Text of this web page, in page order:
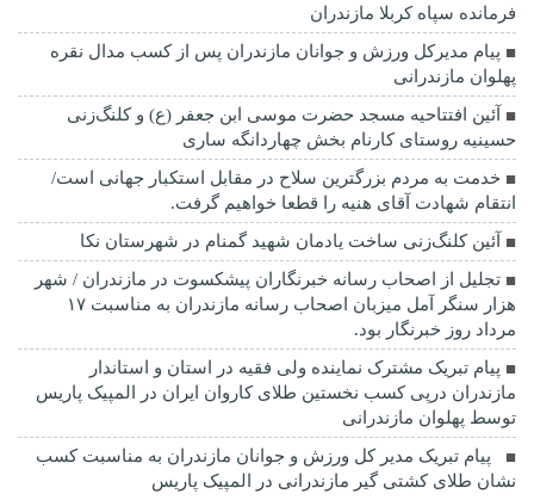
فرمانده سپاه کربلا مازندران
پیام مدیرکل ورزش و جوانان مازندران پس از کسب مدال نقره
پهلوان مازندرانی
آئین افتتاحیه مسجد حضرت موسی ابن جعفر (ع) و کلنگ‌زنی
حسینیه روستای کارنام بخش چهاردانگه ساری
خدمت به مردم بزرگترین سلاح در مقابل استکبار جهانی است/
انتقام شهادت آقای هنیه را قطعا خواهیم گرفت.
آئین کلنگ‌زنی ساخت یادمان شهید گمنام در شهرستان نکا
تجلیل از اصحاب رسانه خبرنگاران پیشکسوت در مازندران / شهر
هزار سنگر آمل میزبان اصحاب رسانه مازندران به مناسبت ۱۷
مرداد روز خبرنگار بود.
پیام تبریک مشترک نماینده ولی فقیه در استان و استاندار
مازندران درپی کسب نخستین طلای کاروان ایران در المپیک پاریس
توسط پهلوان مازندرانی
‍ ‍ پیام تبریک مدیر کل ورزش و جوانان مازندران به مناسبت کسب
نشان طلای کشتی گیر مازندرانی در المپیک پاریس